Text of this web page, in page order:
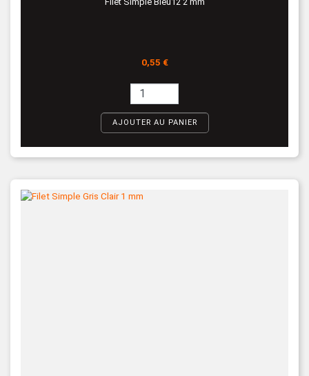
Prix
0,55 €
AJOUTER AU PANIER